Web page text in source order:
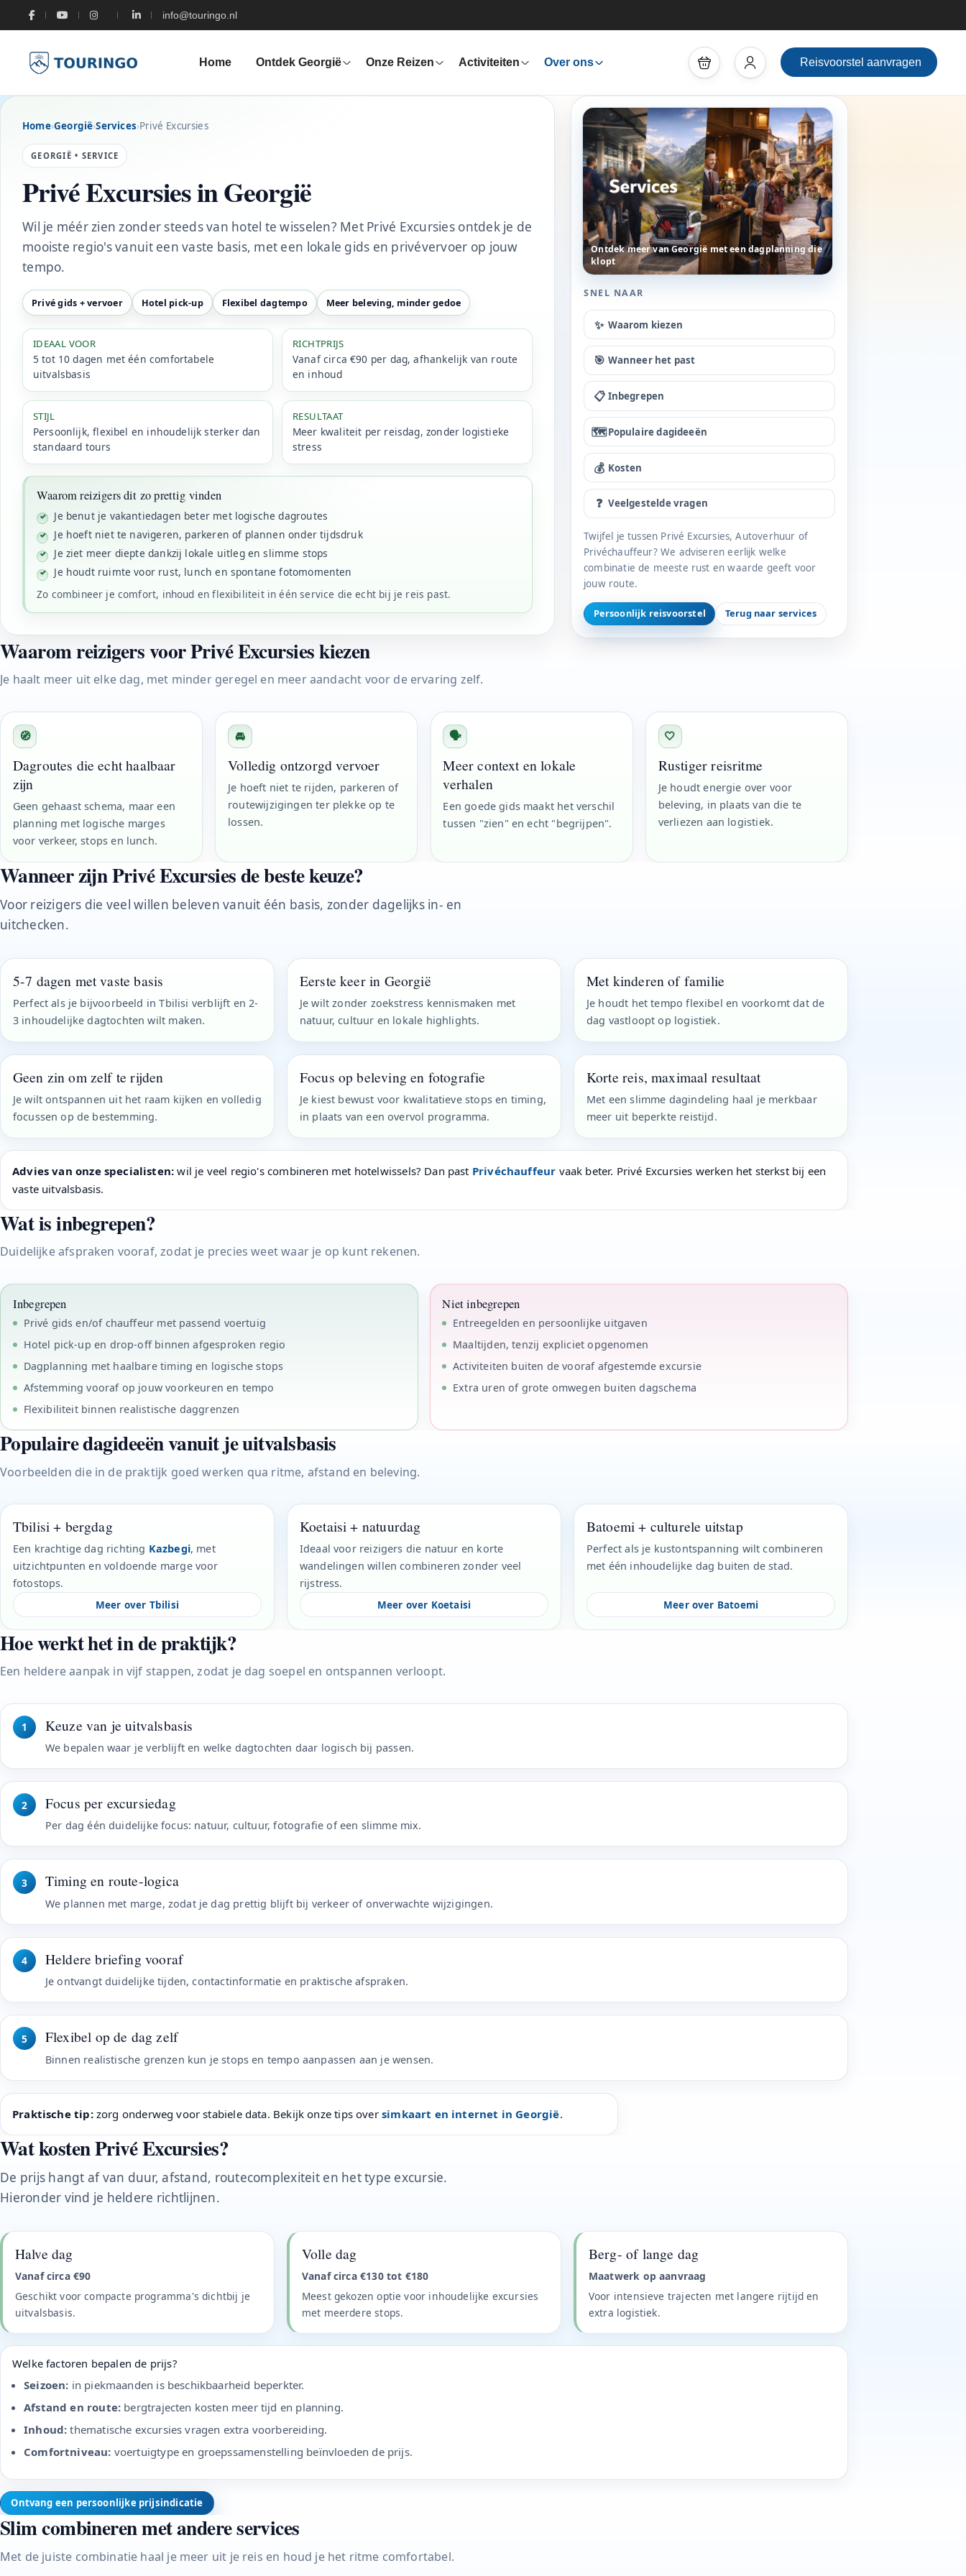
info@touringo.nl
Home Ontdek Georgië Onze Reizen Activiteiten Over ons Reisvoorstel aanvragen
Home›Georgië›Services›Privé Excursies
GEORGIË • SERVICE
Privé Excursies in Georgië
Wil je méér zien zonder steeds van hotel te wisselen? Met Privé Excursies ontdek je de
mooiste regio's vanuit een vaste basis, met een lokale gids en privévervoer op jouw
tempo.
Privé gids + vervoer Hotel pick-up Flexibel dagtempo Meer beleving, minder gedoe
IDEAAL VOOR
5 tot 10 dagen met één comfortabele
uitvalsbasis
RICHTPRIJS
Vanaf circa €90 per dag, afhankelijk van route
en inhoud
STIJL
Persoonlijk, flexibel en inhoudelijk sterker dan
standaard tours
RESULTAAT
Meer kwaliteit per reisdag, zonder logistieke
stress
Waarom reizigers dit zo prettig vinden
Je benut je vakantiedagen beter met logische dagroutes
Je hoeft niet te navigeren, parkeren of plannen onder tijdsdruk
Je ziet meer diepte dankzij lokale uitleg en slimme stops
Je houdt ruimte voor rust, lunch en spontane fotomomenten
Zo combineer je comfort, inhoud en flexibiliteit in één service die echt bij je reis past.
Ontdek meer van Georgië met een dagplanning die
klopt
SNEL NAAR
✨ Waarom kiezen
🎯 Wanneer het past
📋 Inbegrepen
🗺️Populaire dagideeën
💰 Kosten
❓ Veelgestelde vragen
Twijfel je tussen Privé Excursies, Autoverhuur of
Privéchauffeur? We adviseren eerlijk welke
combinatie de meeste rust en waarde geeft voor
jouw route.
Persoonlijk reisvoorstel Terug naar services
Waarom reizigers voor Privé Excursies kiezen
Je haalt meer uit elke dag, met minder geregel en meer aandacht voor de ervaring zelf.
🧭
Dagroutes die echt haalbaar
zijn
Geen gehaast schema, maar een
planning met logische marges
voor verkeer, stops en lunch.
🚘
Volledig ontzorgd vervoer
Je hoeft niet te rijden, parkeren of
routewijzigingen ter plekke op te
lossen.
🗣️
Meer context en lokale
verhalen
Een goede gids maakt het verschil
tussen "zien" en echt "begrijpen".
🤍
Rustiger reisritme
Je houdt energie over voor
beleving, in plaats van die te
verliezen aan logistiek.
Wanneer zijn Privé Excursies de beste keuze?
Voor reizigers die veel willen beleven vanuit één basis, zonder dagelijks in- en
uitchecken.
5-7 dagen met vaste basis
Perfect als je bijvoorbeeld in Tbilisi verblijft en 2-
3 inhoudelijke dagtochten wilt maken.
Eerste keer in Georgië
Je wilt zonder zoekstress kennismaken met
natuur, cultuur en lokale highlights.
Met kinderen of familie
Je houdt het tempo flexibel en voorkomt dat de
dag vastloopt op logistiek.
Geen zin om zelf te rijden
Je wilt ontspannen uit het raam kijken en volledig
focussen op de bestemming.
Focus op beleving en fotografie
Je kiest bewust voor kwalitatieve stops en timing,
in plaats van een overvol programma.
Korte reis, maximaal resultaat
Met een slimme dagindeling haal je merkbaar
meer uit beperkte reistijd.
Advies van onze specialisten: wil je veel regio's combineren met hotelwissels? Dan past Privéchauffeur vaak beter. Privé Excursies werken het sterkst bij een
vaste uitvalsbasis.
Wat is inbegrepen?
Duidelijke afspraken vooraf, zodat je precies weet waar je op kunt rekenen.
Inbegrepen
Privé gids en/of chauffeur met passend voertuig
Hotel pick-up en drop-off binnen afgesproken regio
Dagplanning met haalbare timing en logische stops
Afstemming vooraf op jouw voorkeuren en tempo
Flexibiliteit binnen realistische daggrenzen
Niet inbegrepen
Entreegelden en persoonlijke uitgaven
Maaltijden, tenzij expliciet opgenomen
Activiteiten buiten de vooraf afgestemde excursie
Extra uren of grote omwegen buiten dagschema
Populaire dagideeën vanuit je uitvalsbasis
Voorbeelden die in de praktijk goed werken qua ritme, afstand en beleving.
Tbilisi + bergdag
Een krachtige dag richting Kazbegi, met
uitzichtpunten en voldoende marge voor
fotostops.
Meer over Tbilisi
Koetaisi + natuurdag
Ideaal voor reizigers die natuur en korte
wandelingen willen combineren zonder veel
rijstress.
Meer over Koetaisi
Batoemi + culturele uitstap
Perfect als je kustontspanning wilt combineren
met één inhoudelijke dag buiten de stad.
Meer over Batoemi
Hoe werkt het in de praktijk?
Een heldere aanpak in vijf stappen, zodat je dag soepel en ontspannen verloopt.
1 Keuze van je uitvalsbasis
We bepalen waar je verblijft en welke dagtochten daar logisch bij passen.
2 Focus per excursiedag
Per dag één duidelijke focus: natuur, cultuur, fotografie of een slimme mix.
3 Timing en route-logica
We plannen met marge, zodat je dag prettig blijft bij verkeer of onverwachte wijzigingen.
4 Heldere briefing vooraf
Je ontvangt duidelijke tijden, contactinformatie en praktische afspraken.
5 Flexibel op de dag zelf
Binnen realistische grenzen kun je stops en tempo aanpassen aan je wensen.
Praktische tip:zorg onderweg voor stabiele data. Bekijk onze tips over simkaart en internet in Georgië.
Wat kosten Privé Excursies?
De prijs hangt af van duur, afstand, routecomplexiteit en het type excursie.
Hieronder vind je heldere richtlijnen.
Halve dag
Vanaf circa €90
Geschikt voor compacte programma's dichtbij je
uitvalsbasis.
Volle dag
Vanaf circa €130 tot €180
Meest gekozen optie voor inhoudelijke excursies
met meerdere stops.
Berg- of lange dag
Maatwerk op aanvraag
Voor intensieve trajecten met langere rijtijd en
extra logistiek.
Welke factoren bepalen de prijs?
Seizoen: in piekmaanden is beschikbaarheid beperkter.
Afstand en route: bergtrajecten kosten meer tijd en planning.
Inhoud: thematische excursies vragen extra voorbereiding.
Comfortniveau: voertuigtype en groepssamenstelling beïnvloeden de prijs.
Ontvang een persoonlijke prijsindicatie
Slim combineren met andere services
Met de juiste combinatie haal je meer uit je reis en houd je het ritme comfortabel.